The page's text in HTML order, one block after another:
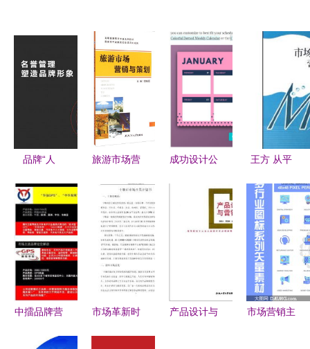
品牌“人
法 赢得用
户长久信任
的策略路径
旅游市场营
打造成功的
市场营销策
略
成功设计公
场营销之道
王方 从平
品牌策划高
手的转型升
级之路
中擂品牌营
市场革新时
产品设计与
市场营销主